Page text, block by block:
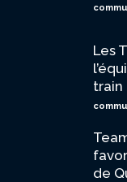
Les
train
de